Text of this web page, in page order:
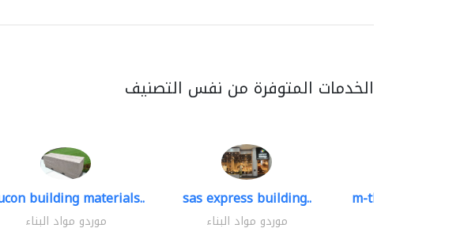
الخدمات المتوفرة من نفس التصنيف
building materials..
موردو مواد البناء
sas express building..
موردو مواد البناء
m-three